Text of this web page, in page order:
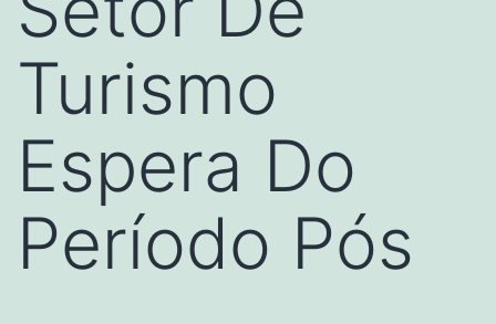
Turismo
Espera Do
Período Pós